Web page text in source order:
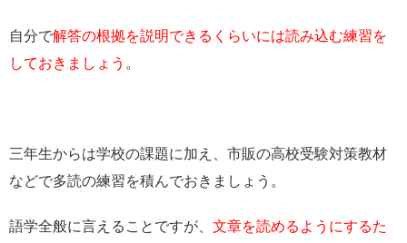
自分で解答の根拠を説明できるくらいには読み込む練習を
しておきましょう 。
三年生からは学校の課題に加え、市販の高校受験対策教材
などで多読の練習を積んでおきましょう。
語学全般に言えることですが、 文章を読めるようにするた